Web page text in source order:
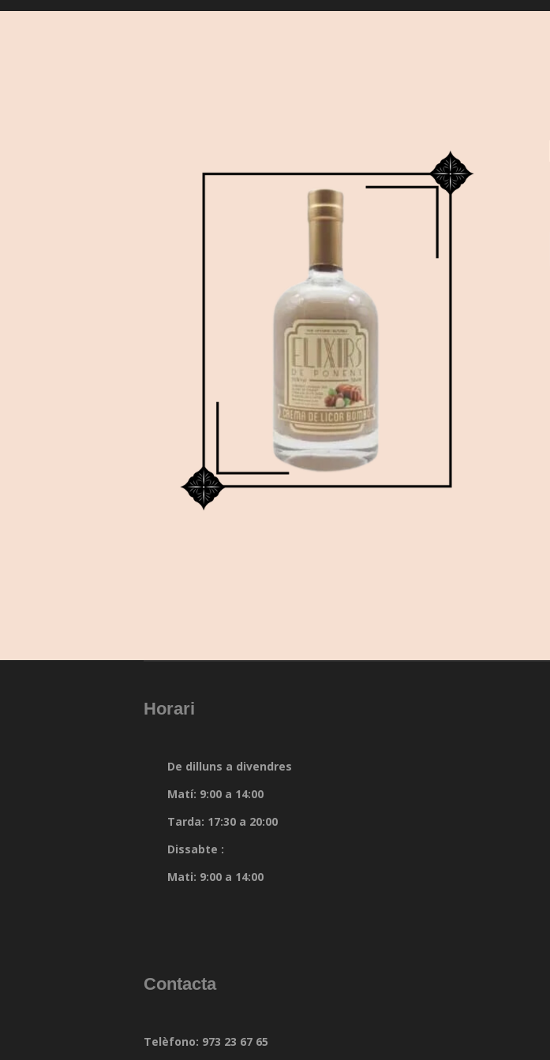
Horari
De dilluns a divendres
Matí: 9:00 a 14:00
Tarda: 17:30 a 20:00
Dissabte :
Mati: 9:00 a 14:00
Contacta
Telèfono: 973 23 67 65